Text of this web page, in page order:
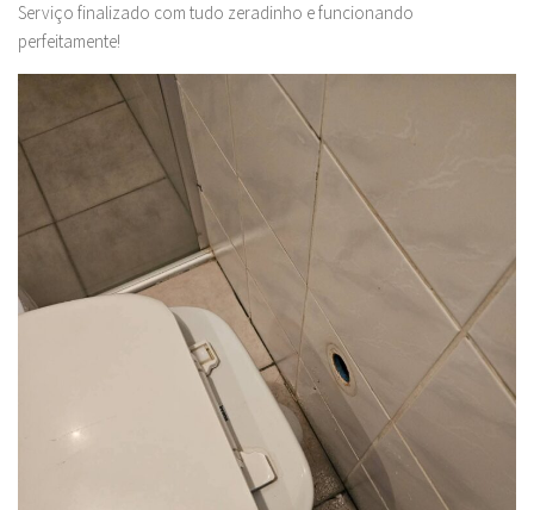
Serviço finalizado com tudo zeradinho e funcionando
perfeitamente!